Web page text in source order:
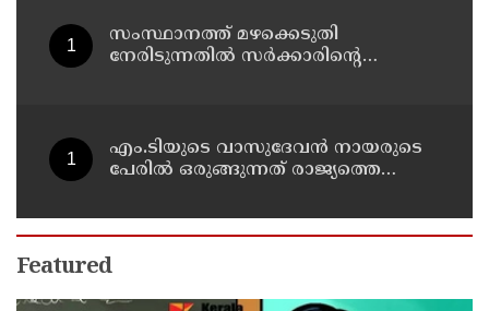
സംസ്ഥാനത്ത് മഴക്കെടുതി
നേരിടുന്നതിൽ സർക്കാരിന്റെ
എം.ടിയുടെ വാസുദേവൻ നായരുടെ
പേരിൽ ഒരുങ്ങുന്നത് രാജ്യത്തെ
പാർക്ക് : മന്ത്രി പി.സി വിഷ്ണുനാഥ്
Featured